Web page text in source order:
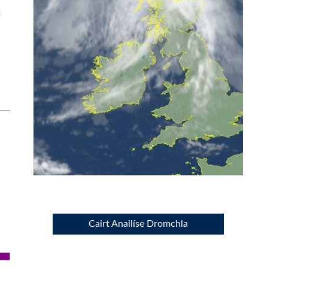
Cairt Anailíse Dromchla